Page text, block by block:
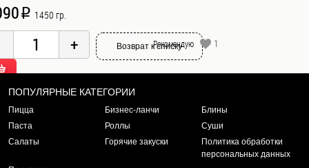
i 1450 гр.
Рекомендую 1
Возврат к списку
ПОПУЛЯРНЫЕ КАТЕГОРИИ
Пицца Бизнес-ланчи
Блины
Паста
Роллы
Суши
Салаты
Горячие закуски
Политика обработки
персональных данных